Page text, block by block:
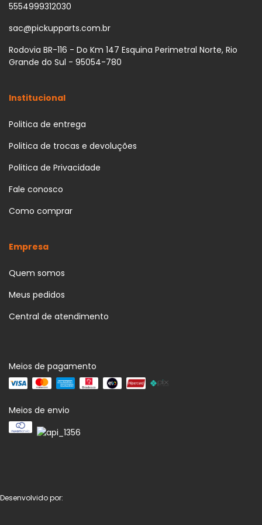
5554999312030
sac@pickupparts.com.br
Rodovia BR-116 - Do Km 147 Esquina Perimetral Norte, Rio
Grande do Sul - 95054-780
Institucional
Politica de entrega
Politica de trocas e devoluções
Politica de Privacidade
Fale conosco
Como comprar
Empresa
Quem somos
Meus pedidos
Central de atendimento
Meios de pagamento
Meios de envio
Desenvolvido por: